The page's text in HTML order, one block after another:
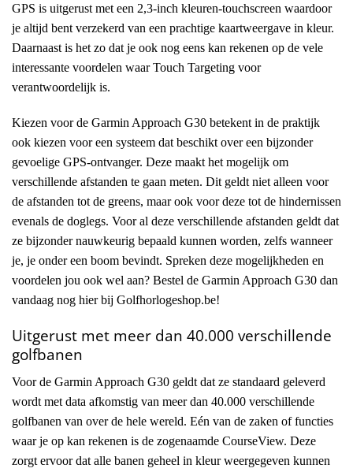
GPS is uitgerust met een 2,3-inch kleuren-touchscreen waardoor
je altijd bent verzekerd van een prachtige kaartweergave in kleur.
Daarnaast is het zo dat je ook nog eens kan rekenen op de vele
interessante voordelen waar Touch Targeting voor
verantwoordelijk is.
Kiezen voor de Garmin Approach G30 betekent in de praktijk
ook kiezen voor een systeem dat beschikt over een bijzonder
gevoelige GPS-ontvanger. Deze maakt het mogelijk om
verschillende afstanden te gaan meten. Dit geldt niet alleen voor
de afstanden tot de greens, maar ook voor deze tot de hindernissen
evenals de doglegs. Voor al deze verschillende afstanden geldt dat
ze bijzonder nauwkeurig bepaald kunnen worden, zelfs wanneer
je, je onder een boom bevindt. Spreken deze mogelijkheden en
voordelen jou ook wel aan? Bestel de Garmin Approach G30 dan
vandaag nog hier bij Golfhorlogeshop.be!
Uitgerust met meer dan 40.000 verschillende
golfbanen
Voor de Garmin Approach G30 geldt dat ze standaard geleverd
wordt met data afkomstig van meer dan 40.000 verschillende
golfbanen van over de hele wereld. Eén van de zaken of functies
waar je op kan rekenen is de zogenaamde CourseView. Deze
zorgt ervoor dat alle banen geheel in kleur weergegeven kunnen